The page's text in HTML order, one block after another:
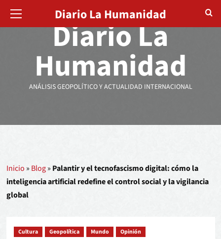
Diario La
Humanidad
ANÁLISIS GEOPOLÍTICO Y ACTUALIDAD INTERNACIONAL
Diario La Humanidad
Inicio » Blog» Palantir y el tecnofascismo digital: cómo la
inteligencia artificial redefine el control social y la vigilancia
global
Cultura Geopolítica Mundo Opinión